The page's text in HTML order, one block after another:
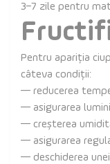
3–7 zile pentru
Pentru apariția
câteva condiții:
— reducerea
— asigurarea
— creșterea
— asigurarea
— deschiderea